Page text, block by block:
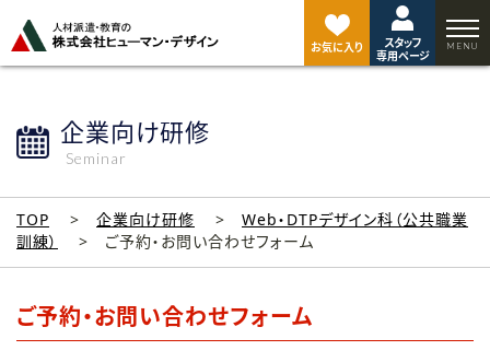
お気に入り
スタッフ
専用ページ
企業向け研修
Seminar
TOP 企業向け研修
Web・DTPデザイン科（公共職業
訓練）
ご予約・お問い合わせフォーム
ご予約・お問い合わせフォーム
ジ
ト